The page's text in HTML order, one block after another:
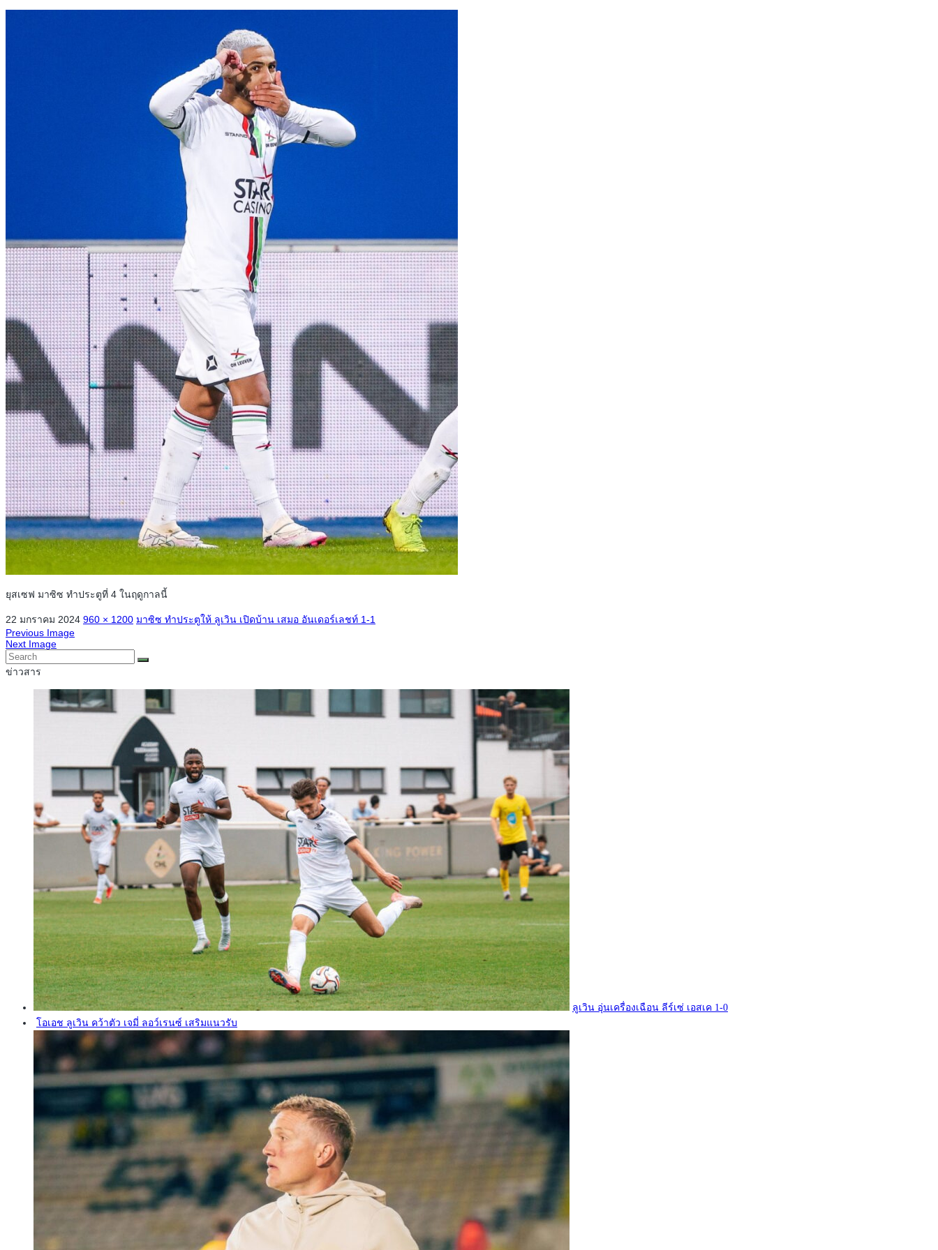
ยุสเซฟ มาซิซ ทำประตูที่ 4 ในฤดูกาลนี้
22 มกราคม 2024 960 × 1200 มาซิซ ทำประตูให้ ลูเวิน เปิดบ้าน เสมอ อันเดอร์เลชท์ 1-1
Previous Image
Next Image
ข่าวสาร
ลูเวิน อุ่นเครื่องเฉือน ลีร์เซ่ เอสเค 1-0
โอเอช ลูเวิน คว้าตัว เจมี่ ลอว์เรนซ์ เสริมแนวรับ